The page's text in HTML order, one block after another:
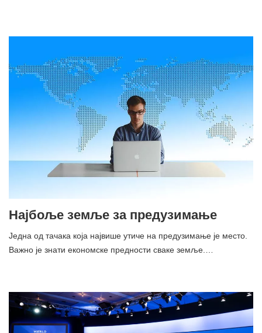
Најбоље земље за предузимање
Једна од тачака која највише утиче на предузимање је место.
Важно је знати економске предности сваке земље.…